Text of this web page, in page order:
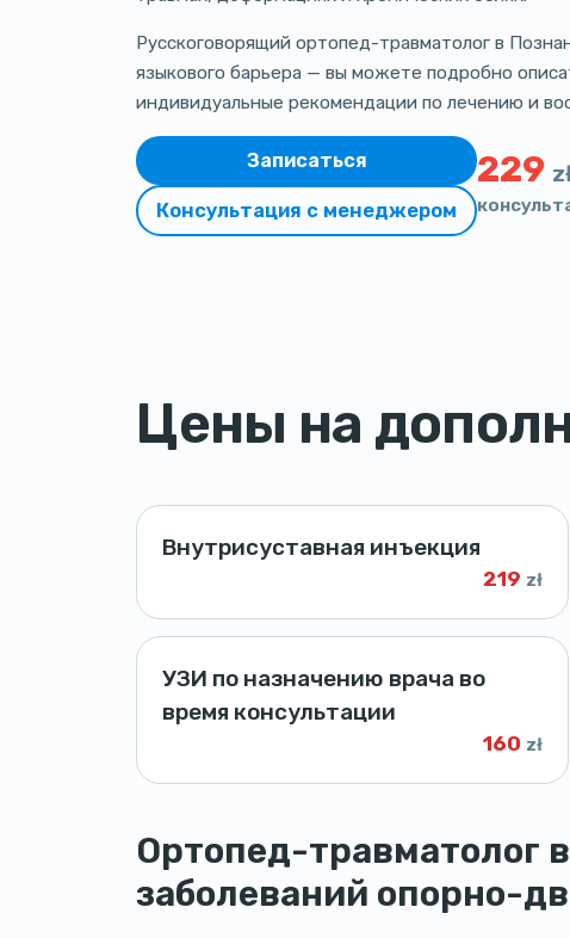
Русскоговорящий ортопед-травматолог в
языкового барьера — вы можете подробно
индивидуальные рекомендации по лечению и
Записаться
Консультация с менеджером
229
Цены на
Внутрисуставная инъекция
219 zł
УЗИ по назначению врача во
время консультации
160 zł
Ортопед-травматолог
заболеваний опорно-